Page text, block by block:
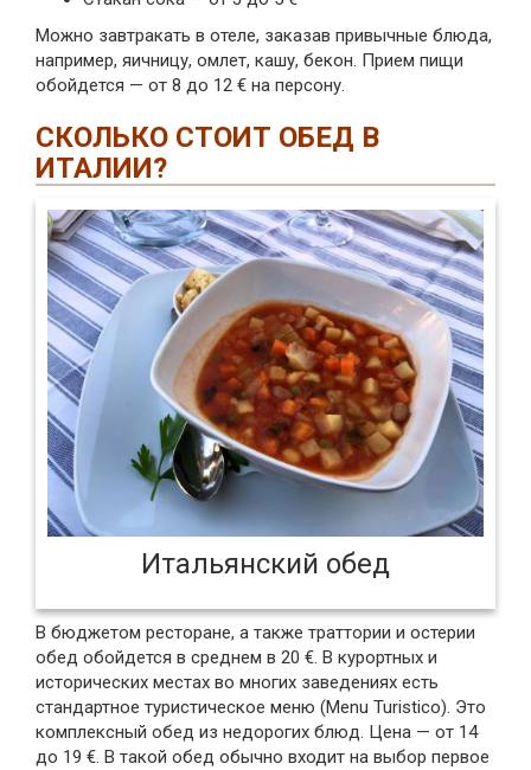
Можно завтракать в отеле, заказав привычные блюда,
например, яичницу, омлет, кашу, бекон. Прием пищи
обойдется — от 8 до 12 € на персону.
СКОЛЬКО СТОИТ ОБЕД В
ИТАЛИИ?
Итальянский обед
В бюджетом ресторане, а также траттории и остерии
обед обойдется в среднем в 20 €. В курортных и
исторических местах во многих заведениях есть
стандартное туристическое меню (Menu Turistico). Это
комплексный обед из недорогих блюд. Цена — от 14
до 19 €. В такой обед обычно входит на выбор первое